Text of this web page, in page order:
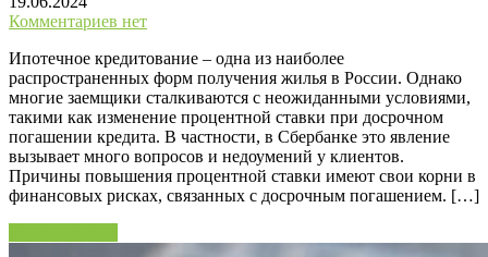
Комментариев нет
Ипотечное кредитование – одна из наиболее
распространенных форм получения жилья в России. Однако
многие заемщики сталкиваются с неожиданными условиями,
такими как изменение процентной ставки при досрочном
погашении кредита. В частности, в Сбербанке это явление
вызывает много вопросов и недоумений у клиентов.
Причины повышения процентной ставки имеют свои корни в
финансовых рисках, связанных с досрочным погашением. […]